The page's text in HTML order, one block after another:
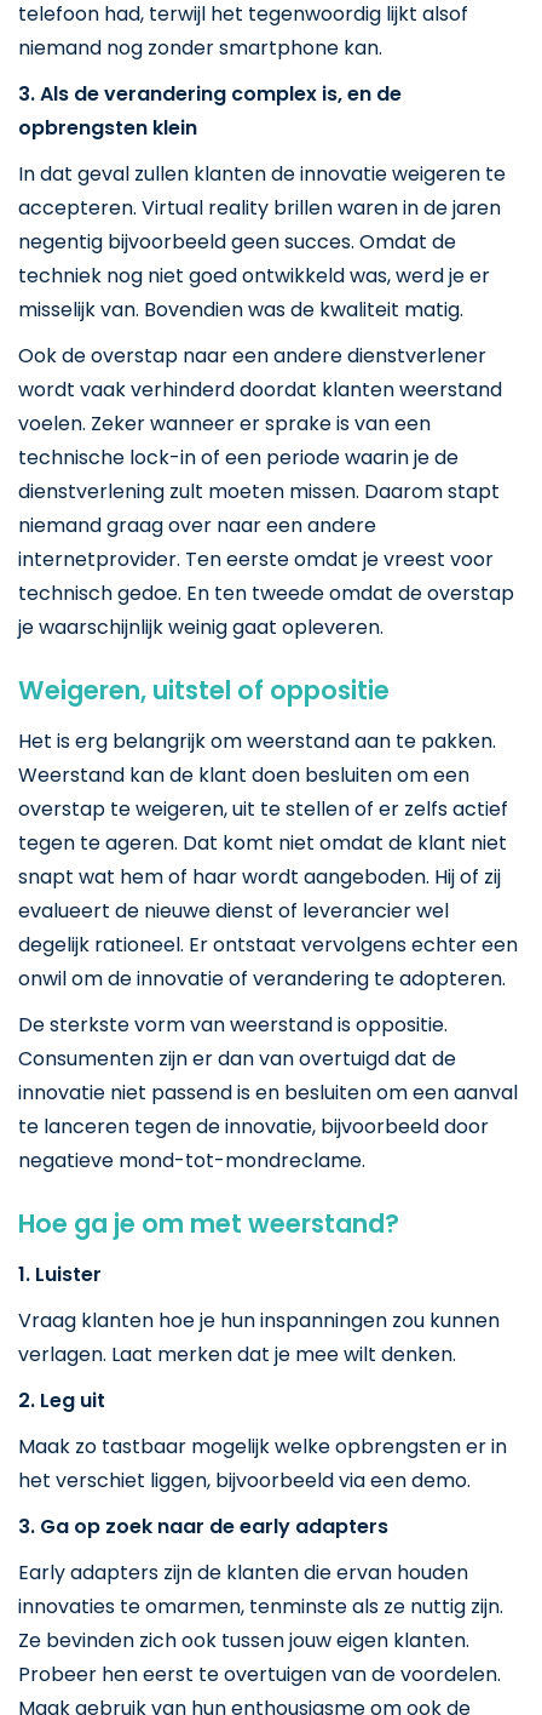
telefoon had, terwijl het tegenwoordig lijkt alsof
niemand nog zonder smartphone kan.
3. Als de verandering complex is, en de
opbrengsten klein
In dat geval zullen klanten de innovatie weigeren te
accepteren. Virtual reality brillen waren in de jaren
negentig bijvoorbeeld geen succes. Omdat de
techniek nog niet goed ontwikkeld was, werd je er
misselijk van. Bovendien was de kwaliteit matig.
Ook de overstap naar een andere dienstverlener
wordt vaak verhinderd doordat klanten weerstand
voelen. Zeker wanneer er sprake is van een
technische lock-in of een periode waarin je de
dienstverlening zult moeten missen. Daarom stapt
niemand graag over naar een andere
internetprovider. Ten eerste omdat je vreest voor
technisch gedoe. En ten tweede omdat de overstap
je waarschijnlijk weinig gaat opleveren.
Weigeren, uitstel of oppositie
Het is erg belangrijk om weerstand aan te pakken.
Weerstand kan de klant doen besluiten om een
overstap te weigeren, uit te stellen of er zelfs actief
tegen te ageren. Dat komt niet omdat de klant niet
snapt wat hem of haar wordt aangeboden. Hij of zij
evalueert de nieuwe dienst of leverancier wel
degelijk rationeel. Er ontstaat vervolgens echter een
onwil om de innovatie of verandering te adopteren.
De sterkste vorm van weerstand is oppositie.
Consumenten zijn er dan van overtuigd dat de
innovatie niet passend is en besluiten om een aanval
te lanceren tegen de innovatie, bijvoorbeeld door
negatieve mond-tot-mondreclame.
Hoe ga je om met weerstand?
1. Luister
Vraag klanten hoe je hun inspanningen zou kunnen
verlagen. Laat merken dat je mee wilt denken.
2. Leg uit
Maak zo tastbaar mogelijk welke opbrengsten er in
het verschiet liggen, bijvoorbeeld via een demo.
3. Ga op zoek naar de early adapters
Early adapters zijn de klanten die ervan houden
innovaties te omarmen, tenminste als ze nuttig zijn.
Ze bevinden zich ook tussen jouw eigen klanten.
Probeer hen eerst te overtuigen van de voordelen.
Maak gebruik van hun enthousiasme om ook de